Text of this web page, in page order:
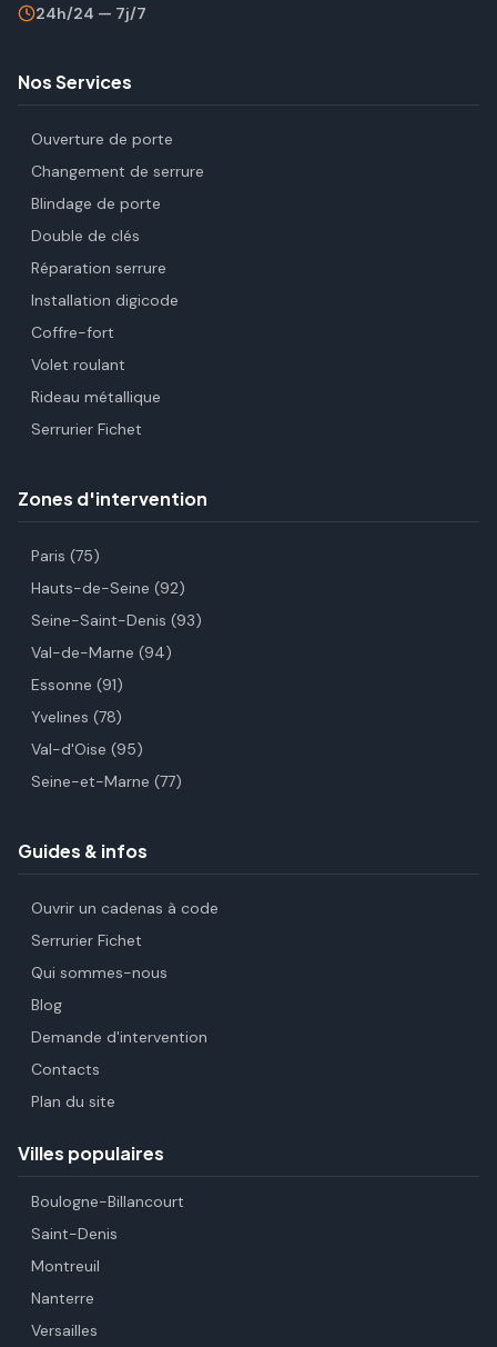
24h/24 — 7j/7
Nos Services
Ouverture de porte
Changement de serrure
Blindage de porte
Double de clés
Réparation serrure
Installation digicode
Coffre-fort
Volet roulant
Rideau métallique
Serrurier Fichet
Zones d'intervention
Paris (75)
Hauts-de-Seine (92)
Seine-Saint-Denis (93)
Val-de-Marne (94)
Essonne (91)
Yvelines (78)
Val-d'Oise (95)
Seine-et-Marne (77)
Guides & infos
Ouvrir un cadenas à code
Serrurier Fichet
Qui sommes-nous
Blog
Demande d'intervention
Contacts
Plan du site
Villes populaires
Boulogne-Billancourt
Saint-Denis
Montreuil
Nanterre
Versailles